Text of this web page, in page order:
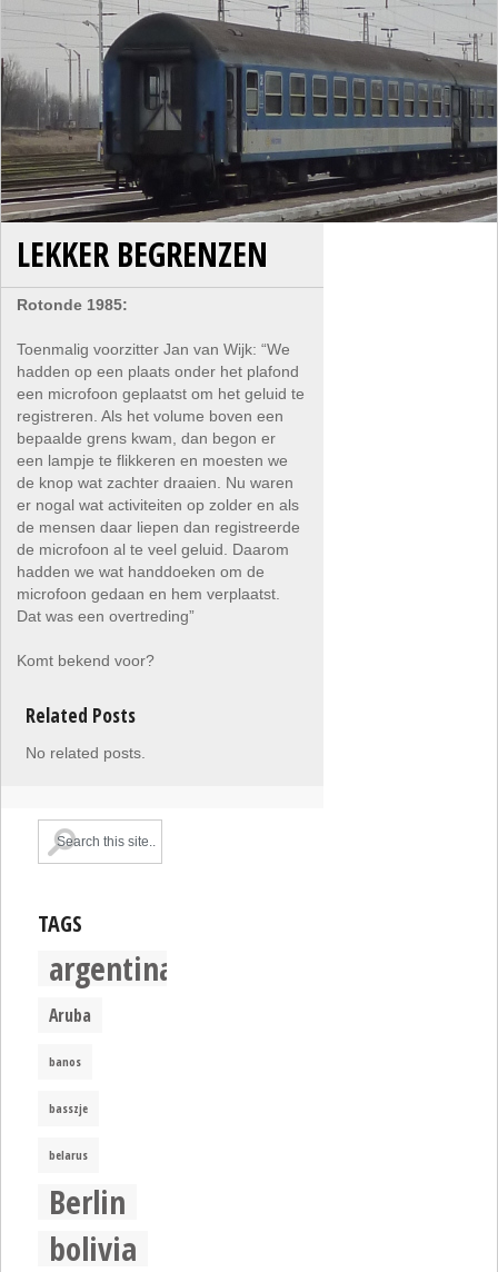
LEKKER BEGRENZEN
Rotonde 1985:
Toenmalig voorzitter Jan van Wijk: “We
hadden op een plaats onder het plafond
een microfoon geplaatst om het geluid te
registreren. Als het volume boven een
bepaalde grens kwam, dan begon er
een lampje te flikkeren en moesten we
de knop wat zachter draaien. Nu waren
er nogal wat activiteiten op zolder en als
de mensen daar liepen dan registreerde
de microfoon al te veel geluid. Daarom
hadden we wat handdoeken om de
microfoon gedaan en hem verplaatst.
Dat was een overtreding”
Komt bekend voor?
Related Posts
No related posts.
TAGS
argentina
Aruba
banos
basszje
belarus
Berlin
bolivia